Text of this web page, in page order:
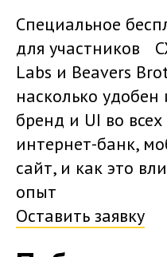
Специальное
для участников
Labs и Beavers
насколько
бренд и UI во
интернет-банк,
сайт, и как это
опыт
Оставить заявку